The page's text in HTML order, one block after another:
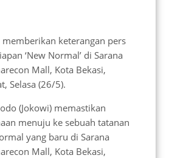
memberikan keterangan pers
‘New Normal’ di Sarana
Mall, Kota Bekasi,
Selasa (26/5).
(Jokowi) memastikan
menuju ke sebuah tatanan
yang baru di Sarana
Mall, Kota Bekasi,